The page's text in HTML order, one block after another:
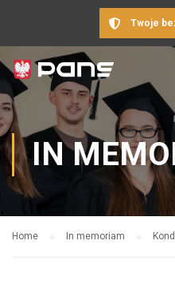
Twoje
IN
Home In memoriam